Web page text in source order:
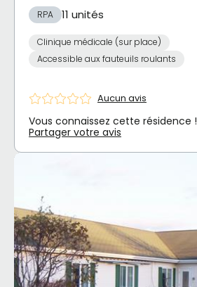
RPA 11 unités
Clinique médicale (sur place)
Accessible aux fauteuils roulants
Aucun avis
Vous connaissez cette résidence !
Partager votre avis